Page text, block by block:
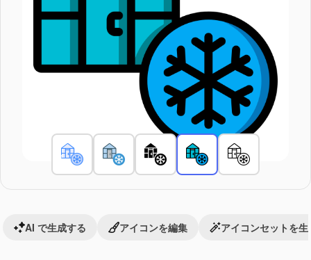
AI で生成する アイコンを編集 アイコンセットを生